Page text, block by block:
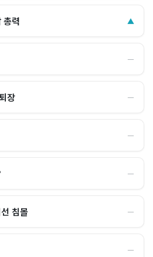
총력 ▲
―
장 ―
―
―
침몰 ―
―